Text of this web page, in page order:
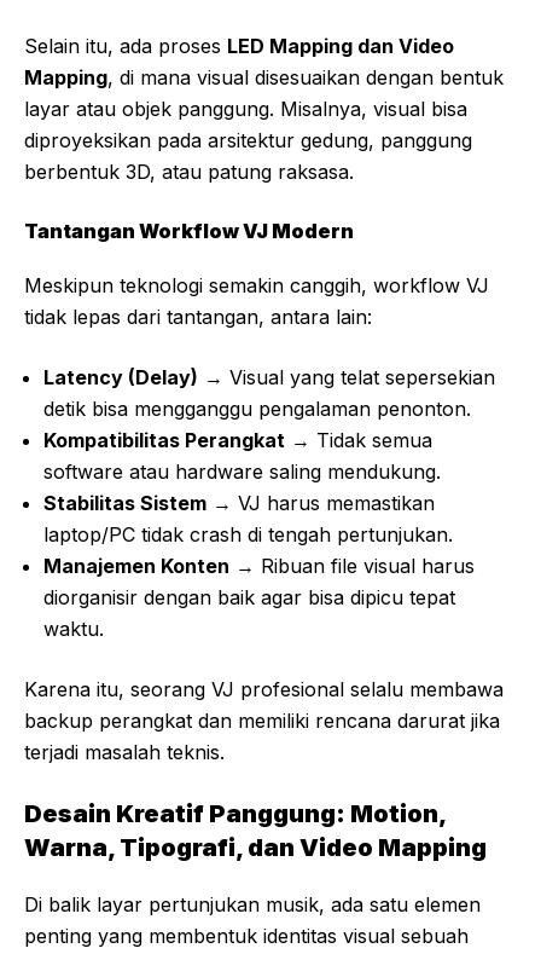
Selain itu, ada proses LED Mapping dan Video
Mapping, di mana visual disesuaikan dengan bentuk
layar atau objek panggung. Misalnya, visual bisa
diproyeksikan pada arsitektur gedung, panggung
berbentuk 3D, atau patung raksasa.
Tantangan Workflow VJ Modern
Meskipun teknologi semakin canggih, workflow VJ
tidak lepas dari tantangan, antara lain:
Latency (Delay) → Visual yang telat sepersekian
detik bisa mengganggu pengalaman penonton.
Kompatibilitas Perangkat → Tidak semua
software atau hardware saling mendukung.
Stabilitas Sistem → VJ harus memastikan
laptop/PC tidak crash di tengah pertunjukan.
Manajemen Konten → Ribuan file visual harus
diorganisir dengan baik agar bisa dipicu tepat
waktu.
Karena itu, seorang VJ profesional selalu membawa
backup perangkat dan memiliki rencana darurat jika
terjadi masalah teknis.
Desain Kreatif Panggung: Motion,
Warna, Tipografi, dan Video Mapping
Di balik layar pertunjukan musik, ada satu elemen
penting yang membentuk identitas visual sebuah